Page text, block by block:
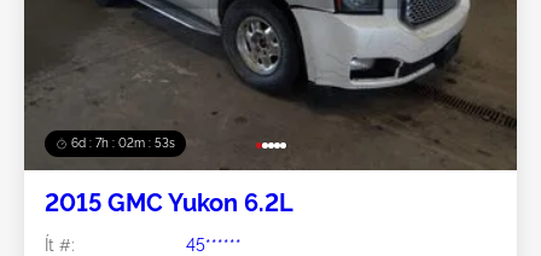
6d : 7h : 02m : 50s
2015 GMC Yukon 6.2L
Ít #:
45******